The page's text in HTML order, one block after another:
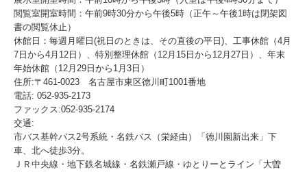
閲覧室開室時間：午前9時30分から午後5時（正午～午後1時は閉架図
書の閲覧休止）
休館日：毎週月曜日(祝日のときは、その直後の平日)、工事休館（4月
7日から4月12日）、特別整理休館（12月15日から12月27日）、年末
年始休館（12月29日から1月3日）
住所:〒461-0023 名古屋市東区徳川町1001番地
電話: 052-935-2173
ファックス:052-935-2174
交通:
市バス基幹バス2号系統・名鉄バス（栄経由）「徳川園新出来」下
車、北へ徒歩3分。
ＪＲ中央線・地下鉄名城線・名鉄瀬戸線・ゆとりーとライン「大曽